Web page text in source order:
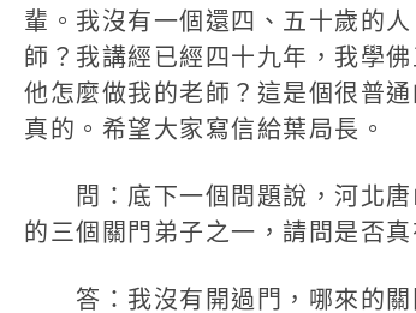
輩。我沒有一個還四、五十歲的
師？我講經已經四十九年，我學
他怎麼做我的老師？這是個很普
真的。希望大家寫信給葉局長。
問：底下一個問題說，河北唐
的三個關門弟子之一，請問是否真
答：我沒有開過門，哪來的關